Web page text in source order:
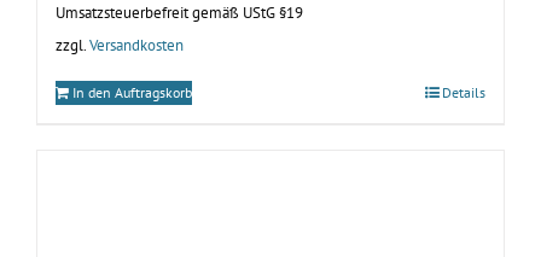
Umsatzsteuerbefreit gemäß UStG §19
zzgl. Versandkosten
In den Auftragskorb Details